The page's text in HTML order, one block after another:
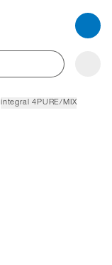
integral 4PURE/MIX